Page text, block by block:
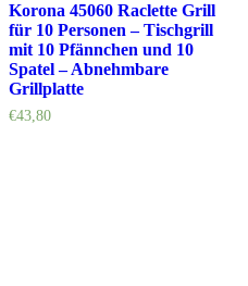
Korona 45060 Raclette Grill
für 10 Personen – Tischgrill
mit 10 Pfännchen und 10
Spatel – Abnehmbare
Grillplatte
€43,80